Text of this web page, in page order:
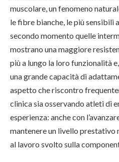
muscolare, un fenomeno
le fibre bianche, le più sensibili
secondo momento quelle
mostrano una maggiore
più a lungo la loro funzionalità
una grande capacità di
aspetto che riscontro
clinica sia osservando atleti di
esperienza: anche con
mantenere un livello
al lavoro svolto sulla